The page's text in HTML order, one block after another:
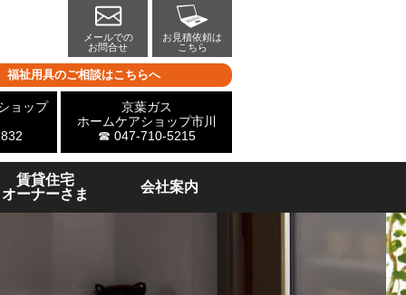
メールでの
お問合せ
お見積依頼は
こちら
福祉用具のご相談はこちらへ
ョップ
京葉ガス
ホームケアショップ市川
☎ 047-710-5215
賃貸住宅
オーナーさま
会社案内